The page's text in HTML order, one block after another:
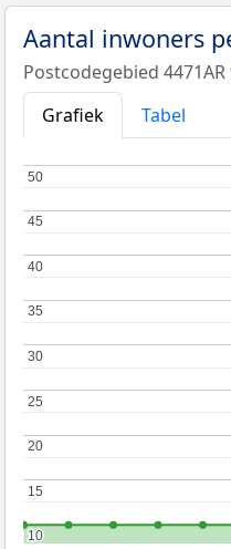
Aantal inwoners
Postcodegebied
Grafiek
Tabel
10
10
15
15
20
20
25
25
30
30
35
35
40
40
45
45
50
50